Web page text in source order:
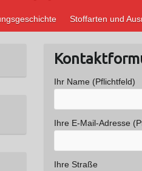
Stoffarten und
Ihr Name (Pflichtfeld)
Ihre E-Mail-Adresse
Ihre Straße